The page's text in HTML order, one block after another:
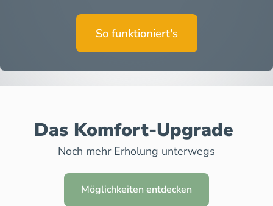
So funktioniert's
Das Komfort-Upgrade
Noch mehr Erholung unterwegs
Möglichkeiten entdecken